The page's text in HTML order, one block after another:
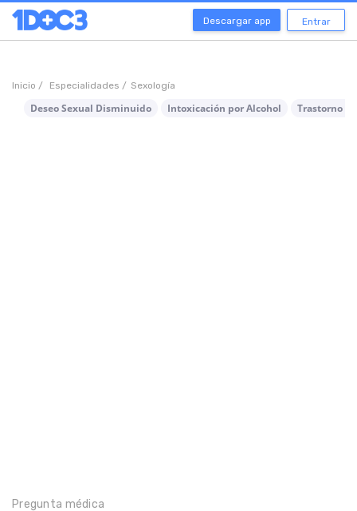
Descargar app Entrar
Inicio / Especialidades / Sexología
Deseo Sexual Disminuido Intoxicación por Alcohol Trastorno
Pregunta médica